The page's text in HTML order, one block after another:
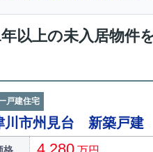
以上の未入居物件を
戸建住宅
川市州見台 新築戸建